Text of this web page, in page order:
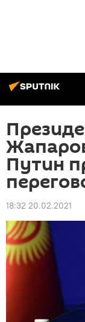
Путин
18:32 20.02.2021